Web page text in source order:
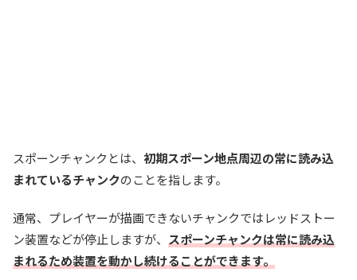
スポーンチャンクとは、 初期スポーン地点周辺の常に読み込
まれているチャンクのことを指します。
通常、プレイヤーが描画できないチャンクではレッドストー
ン装置などが停止しますが、 スポーンチャンクは常に読み込
まれるため装置を動かし続けることができます。